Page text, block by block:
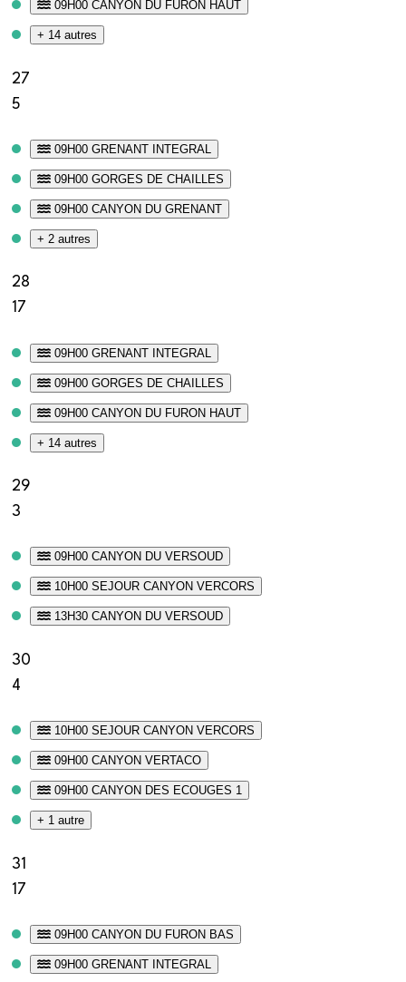
09H00 CANYON DU FURON HAUT
+ 14 autres
27
5
09H00 GRENANT INTEGRAL
09H00 GORGES DE CHAILLES
09H00 CANYON DU GRENANT
+ 2 autres
28
17
09H00 GRENANT INTEGRAL
09H00 GORGES DE CHAILLES
09H00 CANYON DU FURON HAUT
+ 14 autres
29
3
09H00 CANYON DU VERSOUD
10H00 SEJOUR CANYON VERCORS
13H30 CANYON DU VERSOUD
30
4
10H00 SEJOUR CANYON VERCORS
09H00 CANYON VERTACO
09H00 CANYON DES ECOUGES 1
+ 1 autre
31
17
09H00 CANYON DU FURON BAS
09H00 GRENANT INTEGRAL